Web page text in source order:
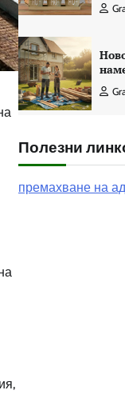
Полезни
премахване на